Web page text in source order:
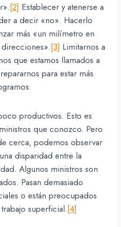
[2] Establecer y atenerse a
a decir «no». Hacerlo
más «un milímetro en
[3] Limitarnos a
que estamos llamados a
para estar más
productivos. Esto es
que conozco. Pero
cerca, podemos observar
disparidad entre la
Algunos ministros son
Pasan demasiado
o están preocupados
superficial.[4]